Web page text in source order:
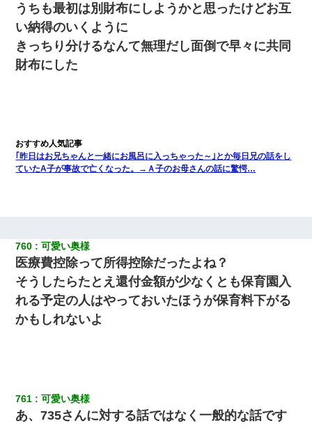
うちも最初は別財布にしようかと思ったけどお互
い納得のいくように
きっちり分けるなんて無理だし面倒で早々に共同
財布にした
｢昨日はお兄ちゃんと一緒にお風呂に入っちゃった～｣とか毎日兄の話をし
ていたA子が事故で亡くなった。→Ａ子のお母さんの話に驚愕…
760 可愛い奥様
医療費控除って所得控除だったよね？
そうしたらたとえ還付金額が少なくとも保育園入
れる予定の人はやっておいたほうが保育料下がる
かもしれないよ
761 可愛い奥様
あ、735さんに対する話ではなく一般的な話です